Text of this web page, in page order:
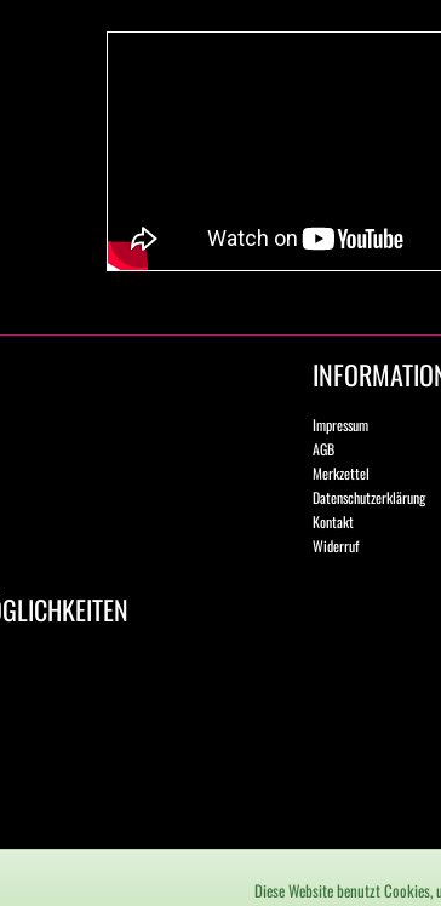
Impressum
AGB
Merkzettel
Datenschutzerklärung
Kontakt
Widerruf
Diese Website benutzt